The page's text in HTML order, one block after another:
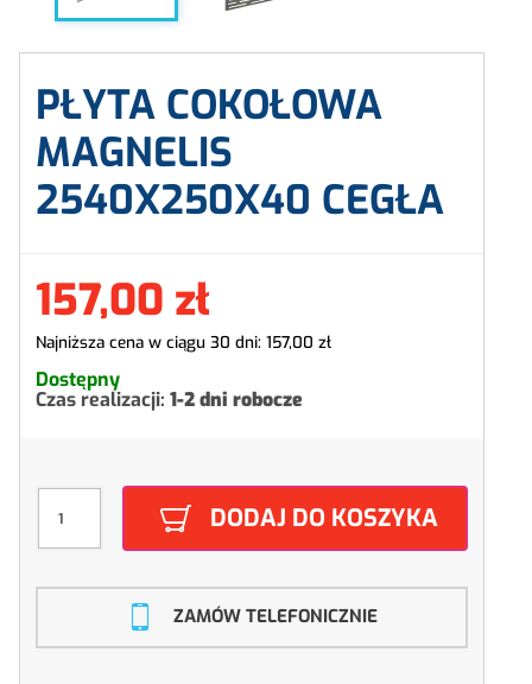
PŁYTA COKOŁOWA
MAGNELIS
2540X250X40 CEGŁA
157,00 zł
Najniższa cena w ciągu 30 dni: 157,00 zł
Dostępny
Czas realizacji: 1-2 dni robocze
DODAJ DO KOSZYKA
ZAMÓW TELEFONICZNIE